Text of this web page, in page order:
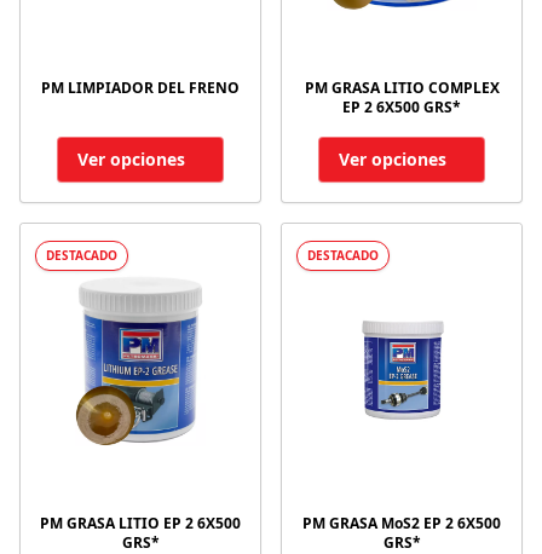
PM LIMPIADOR DEL FRENO
Ver opciones
PM GRASA LITIO COMPLEX
EP 2 6X500 GRS*
Ver opciones
DESTACADO
PM GRASA LITIO EP 2 6X500
GRS*
DESTACADO
PM GRASA MoS2 EP 2 6X500
GRS*